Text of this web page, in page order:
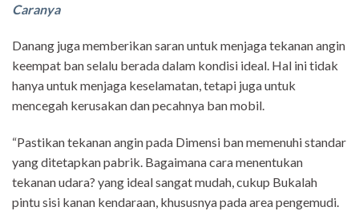
Caranya
Danang juga memberikan saran untuk menjaga tekanan angin
keempat ban selalu berada dalam kondisi ideal. Hal ini tidak
hanya untuk menjaga keselamatan, tetapi juga untuk
mencegah kerusakan dan pecahnya ban mobil.
“Pastikan tekanan angin pada Dimensi ban memenuhi standar
yang ditetapkan pabrik. Bagaimana cara menentukan
tekanan udara? yang ideal sangat mudah, cukup Bukalah
pintu sisi kanan kendaraan, khususnya pada area pengemudi.